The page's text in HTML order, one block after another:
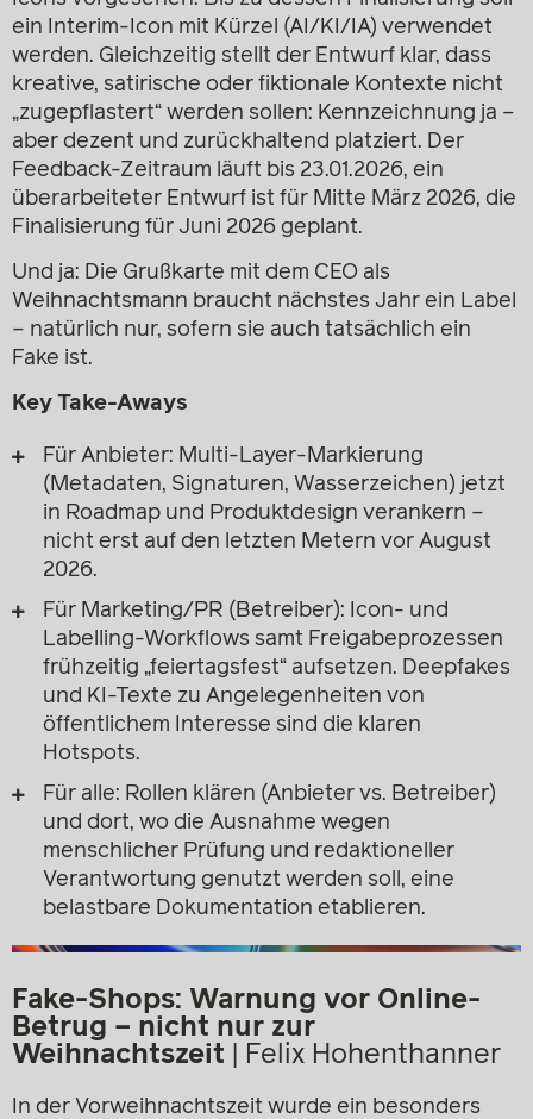
ein Interim-Icon mit Kürzel (AI/KI/IA) verwendet
werden. Gleichzeitig stellt der Entwurf klar, dass
kreative, satirische oder fiktionale Kontexte nicht
„zugepflastert“ werden sollen: Kennzeichnung ja –
aber dezent und zurückhaltend platziert. Der
Feedback-Zeitraum läuft bis 23.01.2026, ein
überarbeiteter Entwurf ist für Mitte März 2026, die
Finalisierung für Juni 2026 geplant.
Und ja: Die Grußkarte mit dem CEO als
Weihnachtsmann braucht nächstes Jahr ein Label
– natürlich nur, sofern sie auch tatsächlich ein
Fake ist.
Key Take-Aways
Für Anbieter: Multi-Layer-Markierung
(Metadaten, Signaturen, Wasserzeichen) jetzt
in Roadmap und Produktdesign verankern –
nicht erst auf den letzten Metern vor August
2026.
Für Marketing/PR (Betreiber): Icon- und
Labelling-Workflows samt Freigabeprozessen
frühzeitig „feiertagsfest“ aufsetzen. Deepfakes
und KI-Texte zu Angelegenheiten von
öffentlichem Interesse sind die klaren
Hotspots.
Für alle: Rollen klären (Anbieter vs. Betreiber)
und dort, wo die Ausnahme wegen
menschlicher Prüfung und redaktioneller
Verantwortung genutzt werden soll, eine
belastbare Dokumentation etablieren.
Fake-Shops: Warnung vor Online-
Betrug – nicht nur zur
Weihnachtszeit | Felix Hohenthanner
In der Vorweihnachtszeit wurde ein besonders